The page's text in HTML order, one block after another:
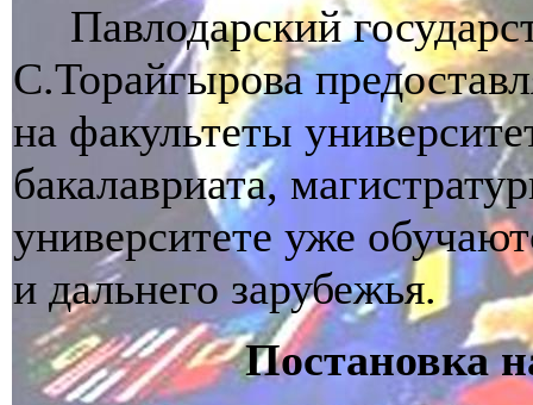
Павлодарский
С.Торайгырова
на факультеты
бакалавриата,
университете уже
и дальнего зарубежья.
Постановка